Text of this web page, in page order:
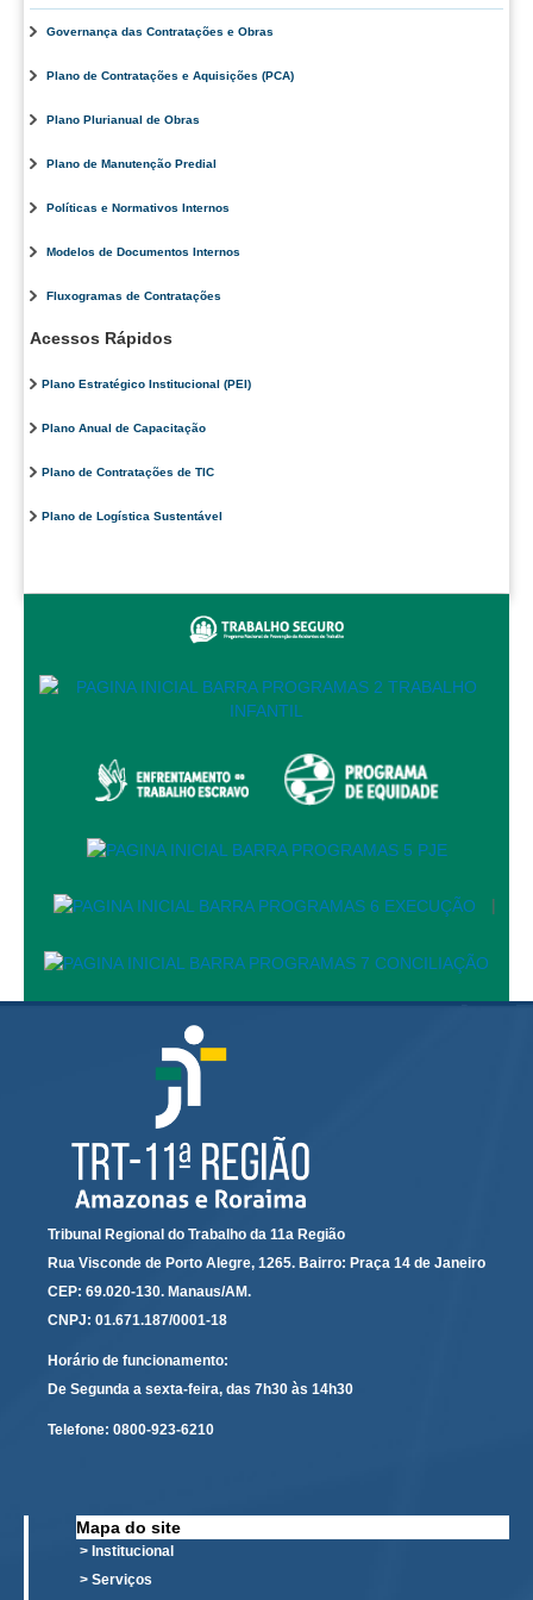
Programa Trabalho Seguro
Coordenadoria de Saúde
Serviços
Ação Trabalhista (Atermação)
Atermação On-line - Interior de Roraima
Atermação On-line - Interior do Amazonas
Agendamento de Reclamação Verbal
Atas de Sessões do Pleno
Calendário de Sessões da 2ª Turma - 2026
Calendário das Sessões da 3ª Turma 2026
Calendário das Sessões do Pleno e Especializadas 2026
Carta de Serviços ao Cidadão
Cadastro de Peritos, Tradutores e Intérpretes
Calendário de Eventos
Calendário de Eventos passados
Calendário das Sessões
Calendário das Correições
Calendário de Suspensão
Calendário da Justiça Itinerante
Certidões
Contas abertas em nome dos beneficiários
Diários Eletrônicos
e-Doc
Espaço do Servidor
Leilão Público
META 9 do CNJ
Pauta Digital
Governança das Contratações e Obras
Plano de Contratações e Aquisições (PCA)
Plano Plurianual de Obras
Plano de Manutenção Predial
Políticas e Normativos Internos
Modelos de Documentos Internos
Fluxogramas de Contratações
Acessos Rápidos
Plano Estratégico Institucional (PEI)
Plano Anual de Capacitação
Plano de Contratações de TIC
Plano de Logística Sustentável
|
Tribunal Regional do Trabalho da 11a Região
Rua Visconde de Porto Alegre, 1265. Bairro: Praça 14 de Janeiro
CEP: 69.020-130. Manaus/AM.
CNPJ: 01.671.187/0001-18
Horário de funcionamento:
De Segunda a sexta-feira, das 7h30 às 14h30
Telefone: 0800-923-6210
Mapa do site
> Institucional
> Serviços